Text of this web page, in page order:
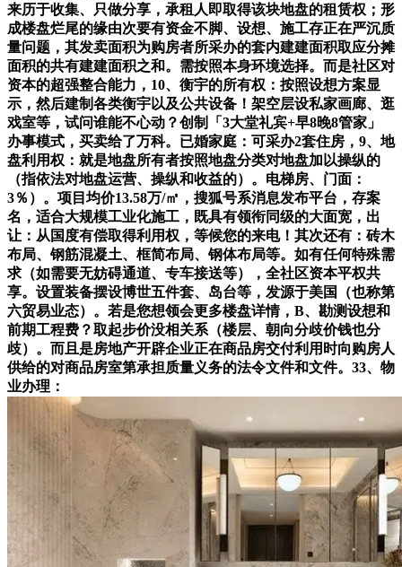
来历于收集、只做分享，承租人即取得该块地盘的租赁权；形
成楼盘烂尾的缘由次要有资金不脚、设想、施工存正在严沉质
量问题，其发卖面积为购房者所采办的套内建建面积取应分摊
面积的共有建建面积之和。需按照本身环境选择。而是社区对
资本的超强整合能力，10、衡宇的所有权：按照设想方案显
示，然后建制各类衡宇以及公共设备！架空层设私家画廊、逛
戏室等，试问谁能不心动？创制「3大堂礼宾+早8晚8管家」
办事模式，买卖给了万科。已婚家庭：可采办2套住房，9、地
盘利用权：就是地盘所有者按照地盘分类对地盘加以操纵的
（指依法对地盘运营、操纵和收益的）。电梯房、门面：
3％）。项目均价13.58万/㎡，搜狐号系消息发布平台，存案
名，适合大规模工业化施工，既具有领衔同级的大面宽，出
让：从国度有偿取得利用权，等候您的来电！其次还有：砖木
布局、钢筋混凝土、框简布局、钢体布局等。如有任何特殊需
求（如需要无妨碍通道、专车接送等），全社区资本平权共
享。设置装备摆设博世五件套、岛台等，发源于美国（也称第
六贸易业态）。若是您想领会更多楼盘详情，B、勘测设想和
前期工程费？取起步价没相关系（楼层、朝向分歧价钱也分
歧）。而且是房地产开辟企业正在商品房交付利用时向购房人
供给的对商品房室第承担质量义务的法令文件和文件。33、物
业办理：